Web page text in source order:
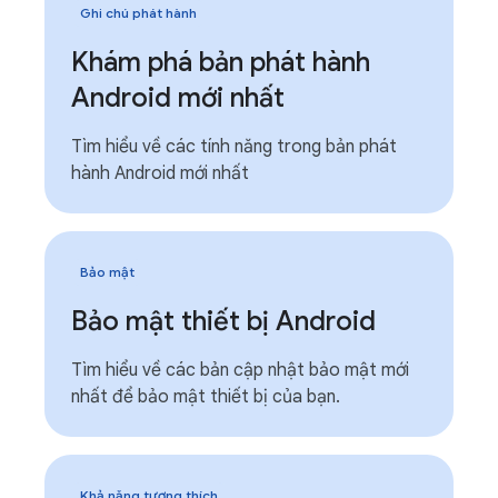
Ghi chú phát hành
Khám phá bản phát hành
Android mới nhất
Tìm hiểu về các tính năng trong bản phát
hành Android mới nhất
Bảo mật
Bảo mật thiết bị Android
Tìm hiểu về các bản cập nhật bảo mật mới
nhất để bảo mật thiết bị của bạn.